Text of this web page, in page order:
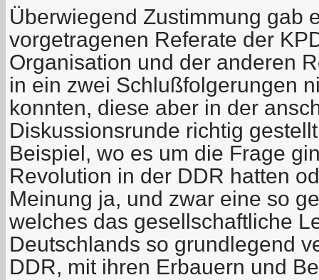
Überwiegend Zustimmung gab
vorgetragenen Referate der
Organisation und der anderen
in ein zwei Schlußfolgerungen
konnten, diese aber in der
Diskussionsrunde richtig
Beispiel, wo es um die Frage
Revolution in der DDR hatten
Meinung ja, und zwar eine so
welches das gesellschaftliche
Deutschlands so grundlegend
DDR, mit ihren Erbauern und